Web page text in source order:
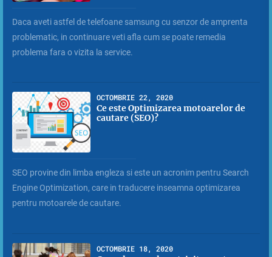
Daca aveti astfel de telefoane samsung cu senzor de amprenta
problematic, in continuare veti afla cum se poate remedia
problema fara o vizita la service.
OCTOMBRIE 22, 2020
Ce este Optimizarea motoarelor de
cautare (SEO)?
SEO provine din limba engleza si este un acronim pentru Search
Engine Optimization, care in traducere inseamna optimizarea
pentru motoarele de cautare.
OCTOMBRIE 18, 2020